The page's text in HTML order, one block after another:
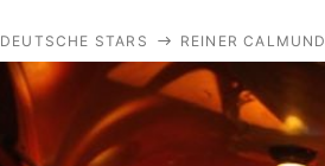
DEUTSCHE STARS REINER CALMUND